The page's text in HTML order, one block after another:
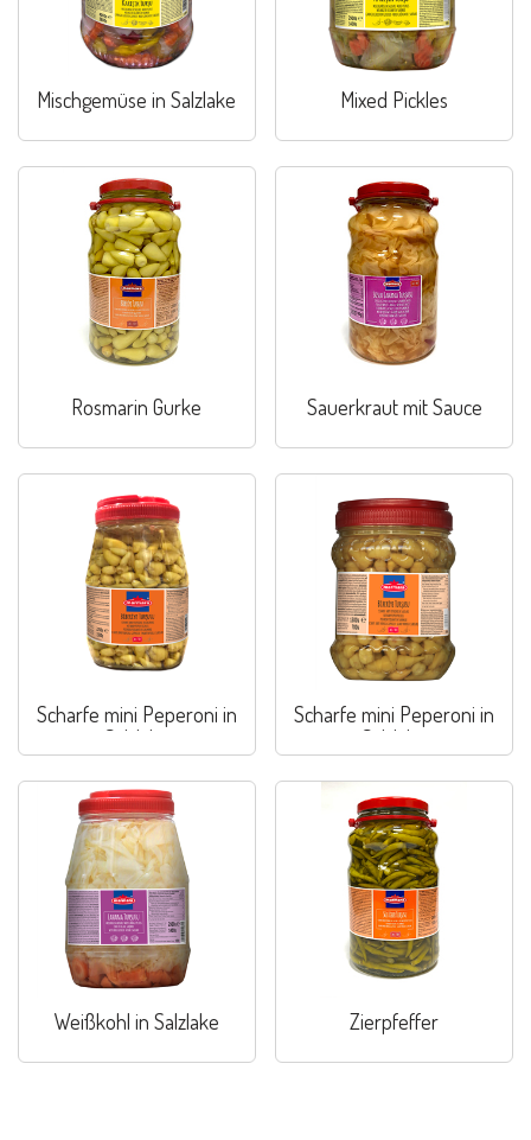
Mischgemüse in Salzlake Mixed Pickles
Rosmarin Gurke Sauerkraut mit Sauce
Scharfe mini Peperoni in
Salzlake
Scharfe mini Peperoni in
Salzlake
Weißkohl in Salzlake Zierpfeffer